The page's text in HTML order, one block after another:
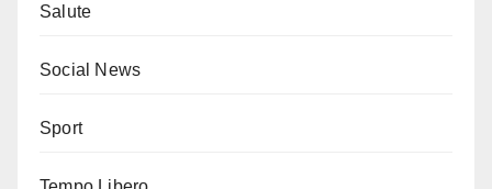
Salute
Social News
Sport